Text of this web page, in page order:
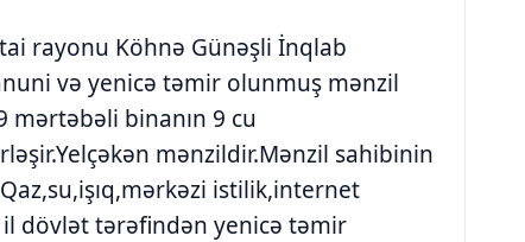
rayonu Köhnə Günəşli İnqlab
və yenicə təmir olunmuş mənzil
mərtəbəli binanın 9 cu
mənzildir.Mənzil sahibinin
istilik,internet
dövlət tərəfindən yenicə təmir